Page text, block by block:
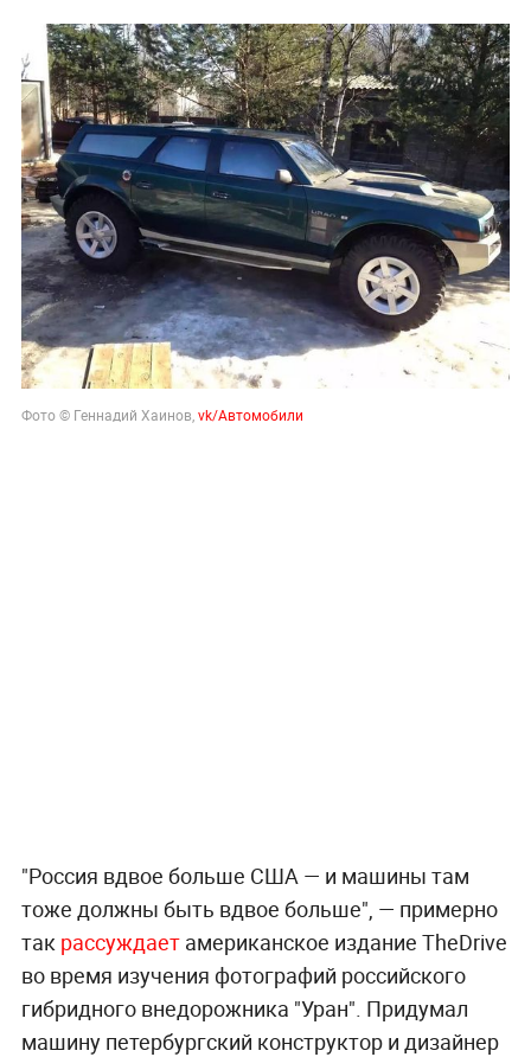
Фото © Геннадий Хаинов, vk/Автомобили
"Россия вдвое больше США — и машины там
тоже должны быть вдвое больше", — примерно
так рассуждаетамериканское издание TheDrive
во время изучения фотографий российского
гибридного внедорожника "Уран". Придумал
машину петербургский конструктор и дизайнер